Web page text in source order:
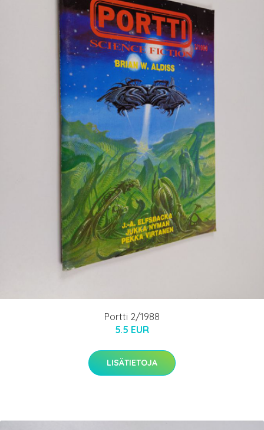
Portti 2/1988
5.5 EUR
LISÄTIETOJA